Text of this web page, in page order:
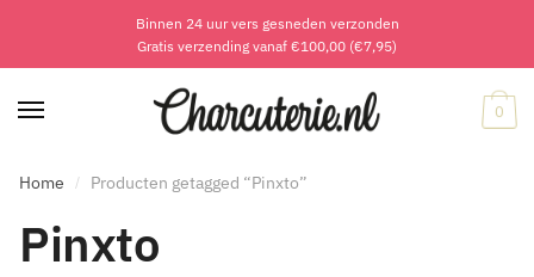
navigation
content
Binnen 24 uur vers gesneden verzonden
Gratis verzending vanaf €100,00 (€7,95)
0
Home / Producten getagged “Pinxto”
Pinxto